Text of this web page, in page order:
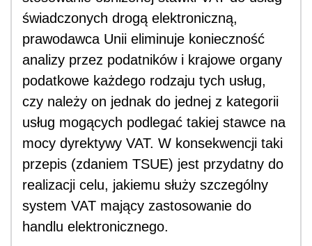
świadczonych drogą elektroniczną,
prawodawca Unii eliminuje konieczność
analizy przez podatników i krajowe organy
podatkowe każdego rodzaju tych usług,
czy należy on jednak do jednej z kategorii
usług mogących podlegać takiej stawce na
mocy dyrektywy VAT. W konsekwencji taki
przepis (zdaniem TSUE) jest przydatny do
realizacji celu, jakiemu służy szczególny
system VAT mający zastosowanie do
handlu elektronicznego.